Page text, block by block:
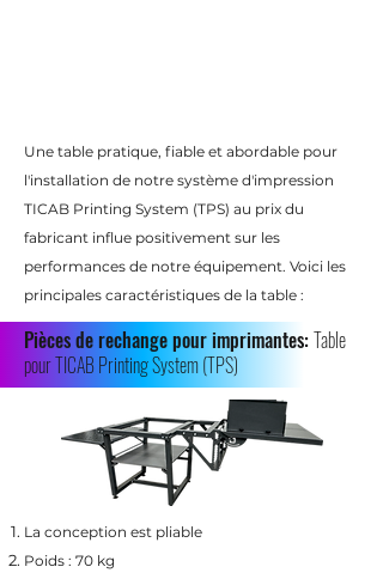
Une table pratique, fiable et abordable pour
l'installation de notre système d'impression
TICAB Printing System (TPS) au prix du
fabricant influe positivement sur les
performances de notre équipement. Voici les
principales caractéristiques de la table :
Pièces de rechange pour imprimantes:Table
pour TICAB Printing System (TPS)
La conception est pliable
Poids : 70 kg